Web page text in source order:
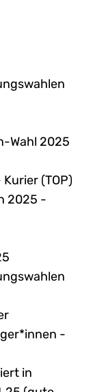
Wahl 2025
(TOP)
2025 -
-
in